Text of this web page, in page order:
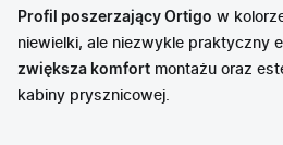
Profil poszerzający Ortigo w
niewielki, ale niezwykle praktyczny
zwiększa komfort montażu oraz
kabiny prysznicowej.